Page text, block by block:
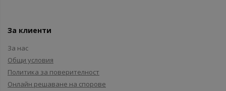
За клиенти
За нас
Общи условия
Политика за поверителност
Онлайн решаване на спорове